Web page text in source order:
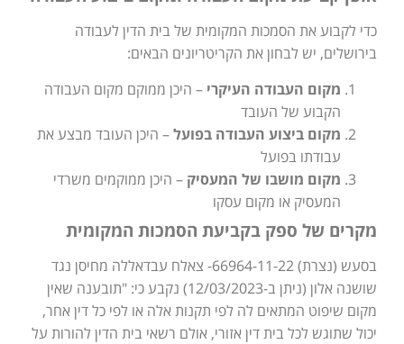
כדי לקבוע את הסמכות המקומית של בית הדין לעבודה
בירושלים, יש לבחון את הקריטריונים הבאים:
מקום העבודה העיקרי – היכן ממוקם מקום העבודה
הקבוע של העובד
מקום ביצוע העבודה בפועל– היכן העובד מבצע את
עבודתו בפועל
מקום מושבו של המעסיק – היכן ממוקמים משרדי
המעסיק או מקום עסקו
מקרים של ספק בקביעת הסמכות המקומית
בסעש (נצרת) 66964-11-22- צאלח עבדאללה מחיסן נגד
שושנה אלון (ניתן ב-12/03/2023) נקבע כי: "תובענה שאין
מקום שיפוט המתאים לה לפי תקנות אלה או לפי כל דין אחר,
יכול שתוגש לכל בית דין אזורי, אולם רשאי בית הדין להורות על